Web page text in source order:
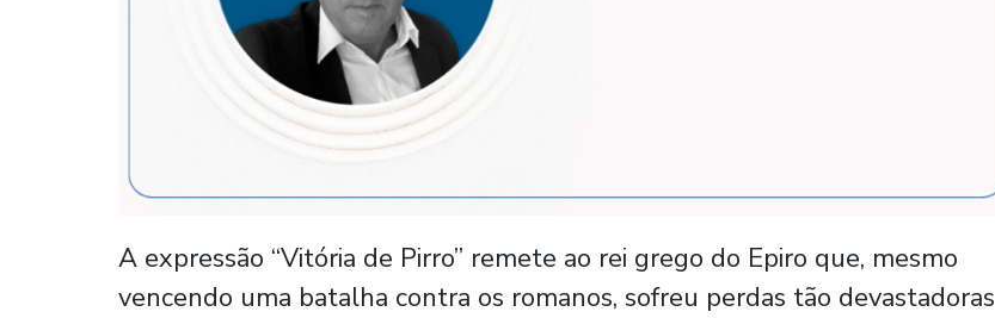
A expressão “Vitória de Pirro” remete ao rei grego do Epiro que, mesmo
vencendo uma batalha contra os romanos, sofreu perdas tão devastadoras